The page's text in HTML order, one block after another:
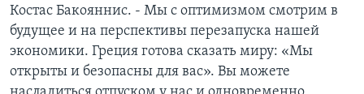
Костас Бакояннис. - Мы с оптимизмом смотрим в
будущее и на перспективы перезапуска нашей
экономики. Греция готова сказать миру: «Мы
открыты и безопасны для вас». Вы можете